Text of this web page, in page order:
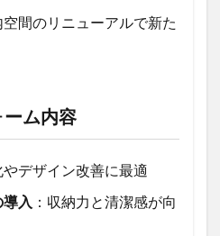
間のリニューアルで新た
ム内容
デザイン改善に最適
入 ：収納力と清潔感が向